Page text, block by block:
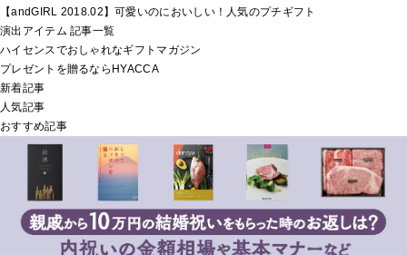
【andGIRL 2018.02】可愛いのにおいしい！人気のプチギフト
演出アイテム 記事一覧
ハイセンスでおしゃれなギフトマガジン
プレゼントを贈るならHYACCA
新着記事
人気記事
おすすめ記事